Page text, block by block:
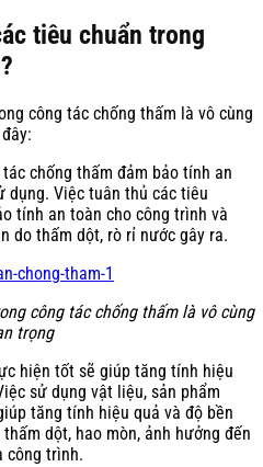
tiêu chuẩn trong
công tác chống thấm là vô cùng
chống thấm đảm bảo tính an
dụng. Việc tuân thủ các tiêu
tính an toàn cho công trình và
do thấm dột, rò rỉ nước gây ra.
công tác chống thấm là vô cùng
trọng
hiện tốt sẽ giúp tăng tính hiệu
sử dụng vật liệu, sản phẩm
tăng tính hiệu quả và độ bền
dột, hao mòn, ảnh hưởng đến
công trình.